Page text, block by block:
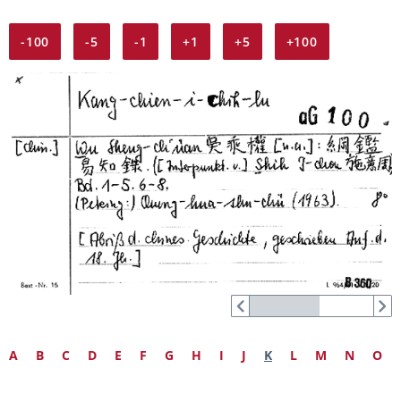
-100 -5 -1 +1 +5 +100
A B C D E F G H I J K L M N O